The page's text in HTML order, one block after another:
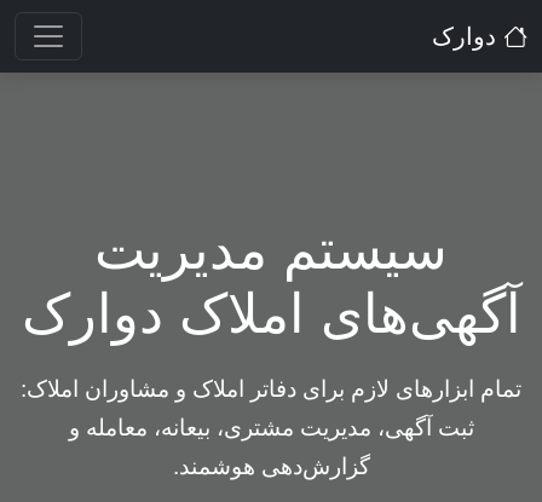
دوارک
سیستم مدیریت
آگهی‌های املاک دوارک
تمام ابزارهای لازم برای دفاتر املاک و مشاوران املاک:
ثبت آگهی، مدیریت مشتری، بیعانه، معامله و
گزارش‌دهی هوشمند.